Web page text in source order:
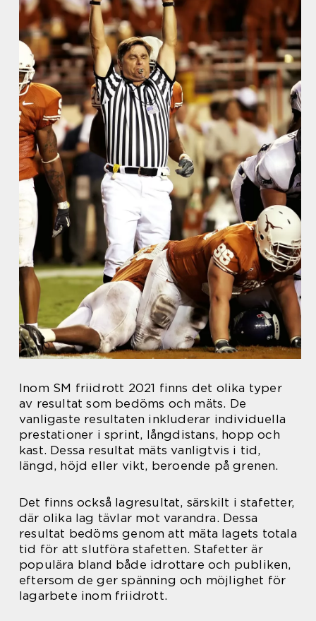
Inom SM friidrott 2021 finns det olika typer
av resultat som bedöms och mäts. De
vanligaste resultaten inkluderar individuella
prestationer i sprint, långdistans, hopp och
kast. Dessa resultat mäts vanligtvis i tid,
längd, höjd eller vikt, beroende på grenen.
Det finns också lagresultat, särskilt i stafetter,
där olika lag tävlar mot varandra. Dessa
resultat bedöms genom att mäta lagets totala
tid för att slutföra stafetten. Stafetter är
populära bland både idrottare och publiken,
eftersom de ger spänning och möjlighet för
lagarbete inom friidrott.